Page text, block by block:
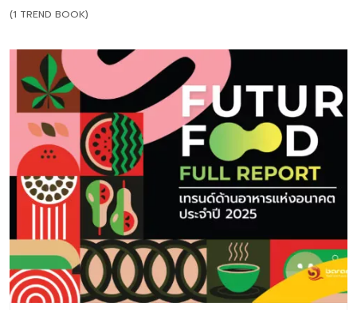
(1 TREND BOOK)